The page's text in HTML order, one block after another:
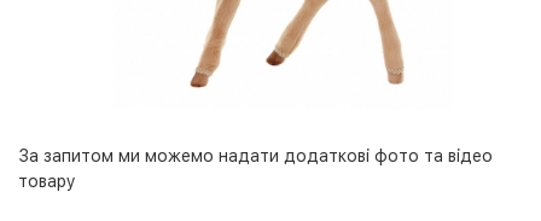
За запитом ми можемо надати додаткові фото та відео
товару